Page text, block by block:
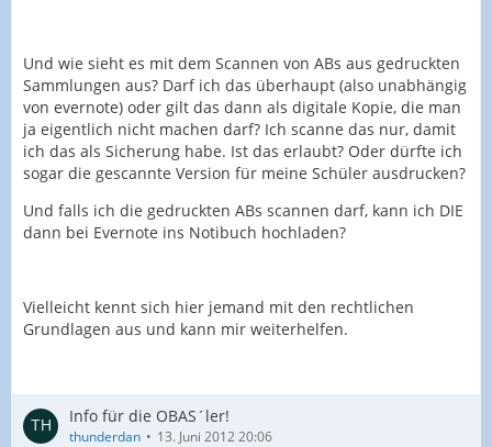
Und wie sieht es mit dem Scannen von ABs aus gedruckten
Sammlungen aus? Darf ich das überhaupt (also unabhängig
von evernote) oder gilt das dann als digitale Kopie, die man
ja eigentlich nicht machen darf? Ich scanne das nur, damit
ich das als Sicherung habe. Ist das erlaubt? Oder dürfte ich
sogar die gescannte Version für meine Schüler ausdrucken?
Und falls ich die gedruckten ABs scannen darf, kann ich DIE
dann bei Evernote ins Notibuch hochladen?
Vielleicht kennt sich hier jemand mit den rechtlichen
Grundlagen aus und kann mir weiterhelfen.
Info für die OBAS´ler!
thunderdan 13. Juni 2012 20:06